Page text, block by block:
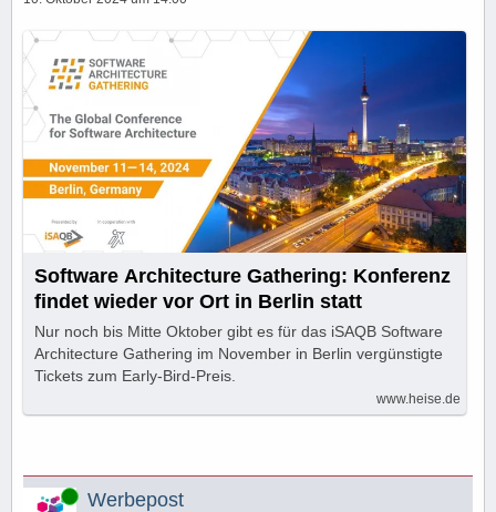
Software Architecture Gathering: Konferenz
findet wieder vor Ort in Berlin statt
Nur noch bis Mitte Oktober gibt es für das iSAQB Software
Architecture Gathering im November in Berlin vergünstigte
Tickets zum Early-Bird-Preis.
www.heise.de
Online Werbepost